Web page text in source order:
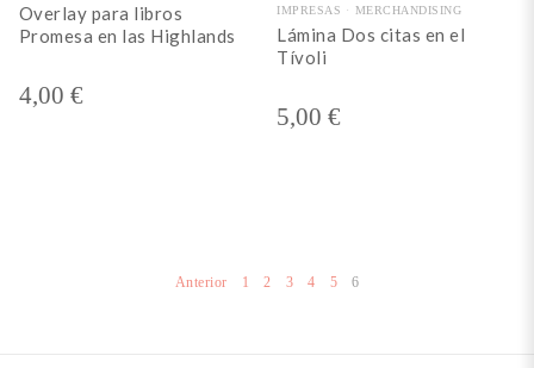
Overlay para libros
Promesa en las Highlands
4,00 €
IMPRESAS
MERCHANDISING
Lámina Dos citas en el
Tívoli
5,00 €
Anterior 1 2 3 4 5 6